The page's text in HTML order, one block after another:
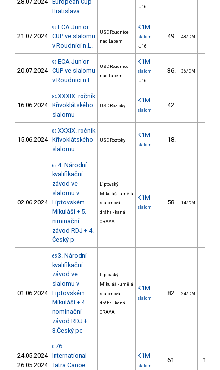
28.07.2024
European Cup -
Bratislava
-U16
21.07.2024
99 ECA Junior
CUP ve slalomu
v Roudnici n.L.
USD Roudnice
nad Labem
K1M
slalom
-U16
49. 48/DM
20.07.2024
98 ECA Junior
CUP ve slalomu
v Roudnici n.L.
USD Roudnice
nad Labem
K1M
slalom
-U16
36. 36/DM
16.06.2024
84 XXXIX. ročník
Křivoklátského
slalomu
USD Roztoky
K1M
slalom
42.
15.06.2024
83 XXXIX. ročník
Křivoklátského
slalomu
USD Roztoky
K1M
slalom
18.
02.06.2024
66 4. Národní
kvalifikační
závod ve
slalomu v
Liptovském
Mikuláši + 5.
niminační
závod RDJ + 4.
Český p
Liptovský
Mikuláš - umělá
slalomová
dráha - kanál
ORAVA
K1M
slalom
58. 14/DM
01.06.2024
65 3. Národní
kvalifikační
závod ve
slalomu v
Liptovském
Mikuláši + 4.
nominační
závod RDJ +
3.Český po
Liptovský
Mikuláš - umělá
slalomová
dráha - kanál
ORAVA
K1M
slalom
82. 24/DM
24.05.2024
26.05.2024
0 76.
International
Tatra Canoe
K1M
slalom
61.